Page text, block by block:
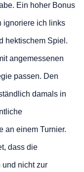
Ein hoher Bonus
ignoriere ich links
hektischem Spiel.
angemessenen
passen. Den
damals in
an einem Turnier.
dass die
nicht zur